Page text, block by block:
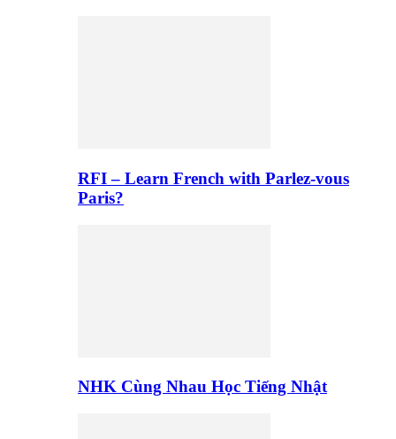
RFI – Learn French with Parlez-vous
Paris?
NHK Cùng Nhau Học Tiếng Nhật